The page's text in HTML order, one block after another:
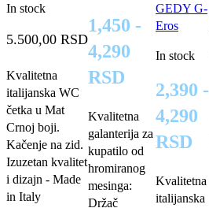
In stock
5.500,00 RSD
Kvalitetna
italijanska WC
četka u Mat
Crnoj boji.
Kačenje na zid.
Izuzetan kvalitet
i dizajn - Made
in Italy
1,450 -
4,290
RSD
Kvalitetna
galanterija za
kupatilo od
hromiranog
mesinga:
Držač
GEDY G-
Eros
In stock
2,390 -
4,290
RSD
Kvalitetna
italijanska